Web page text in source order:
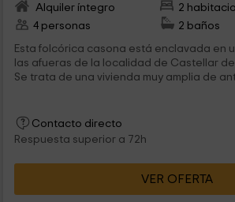
Alquiler íntegro
2
4 personas
2 baños
Esta folcórica casona está enclavada en
las afueras de la localidad de Castellar
Se trata de una vivienda muy amplia de
Contacto directo
Respuesta superior a 72h
VER OFERTA